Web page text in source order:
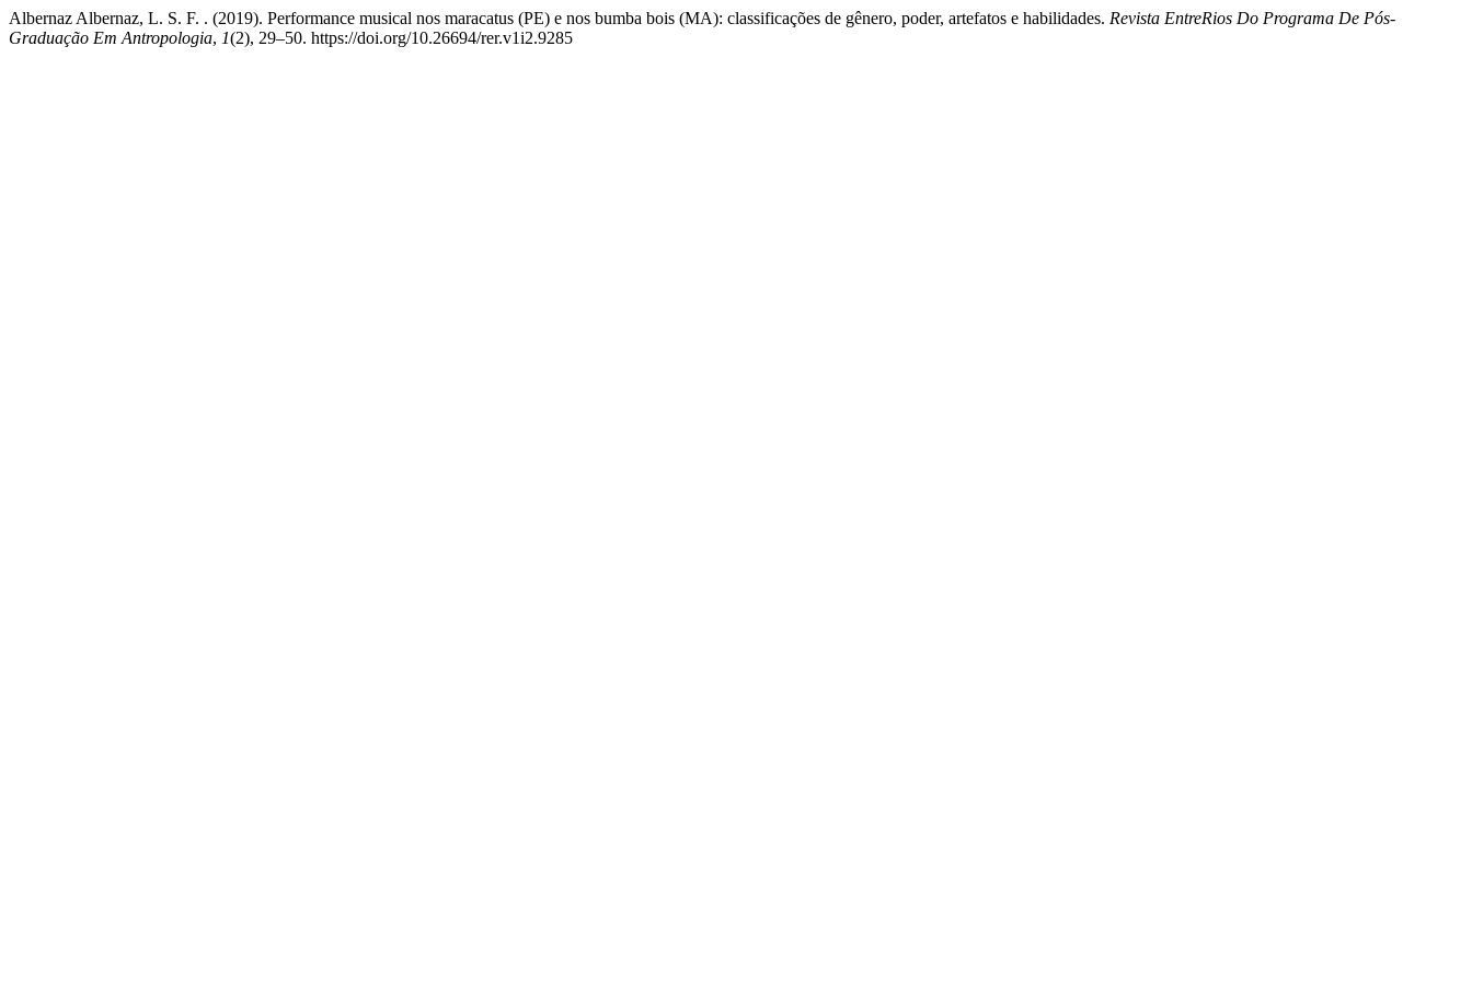
Albernaz Albernaz, L. S. F. . (2019). Performance musical nos maracatus (PE) e nos bumba bois (MA): classificações de gênero, poder, artefatos e habilidades. Revista EntreRios Do Programa De Pós-
Graduação Em Antropologia, 1(2), 29–50. https://doi.org/10.26694/rer.v1i2.9285